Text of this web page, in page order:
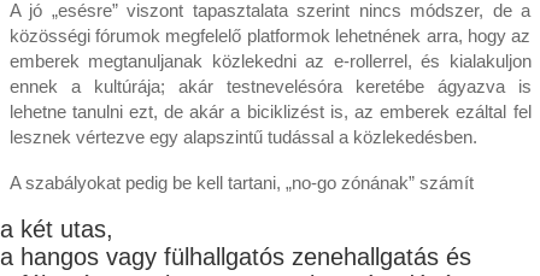
A jó „esésre” viszont tapasztalata szerint nincs módszer, de a
közösségi fórumok megfelelő platformok lehetnének arra, hogy az
emberek megtanuljanak közlekedni az e-rollerrel, és kialakuljon
ennek a kultúrája; akár testnevelésóra keretébe ágyazva is
lehetne tanulni ezt, de akár a biciklizést is, az emberek ezáltal fel
lesznek vértezve egy alapszintű tudással a közlekedésben.
A szabályokat pedig be kell tartani, „no-go zónának” számít
a két utas,
a hangos vagy fülhallgatós zenehallgatás és